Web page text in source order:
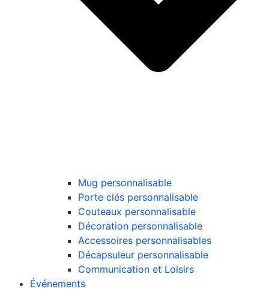
Mug personnalisable
Porte clés personnalisable
Couteaux personnalisable
Décoration personnalisable
Accessoires personnalisables
Décapsuleur personnalisable
Communication et Loisirs
Événements